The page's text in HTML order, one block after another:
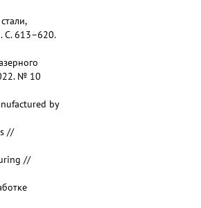
С. 613–620.
№ 10
by
//
//